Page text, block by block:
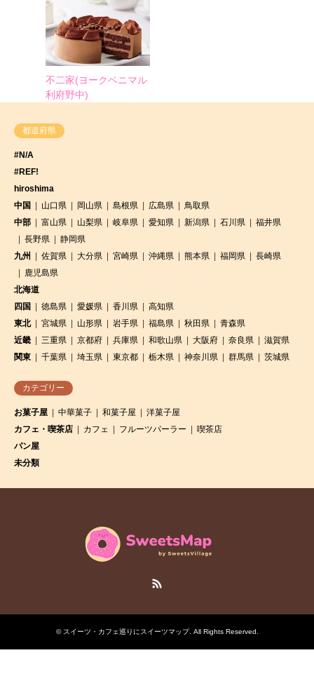
不二家(ヨークベニマル
利府野中)
都道府県
#N/A
#REF!
hiroshima
中国
山口県 岡山県 島根県 広島県
鳥取県
中部
富山県 山梨県 岐阜県 愛知県 新潟県 石川県
福井県
長野県
静岡県
九州
佐賀県 大分県 宮崎県 沖縄県 熊本県 福岡県
長崎県
鹿児島県
北海道
四国
徳島県 愛媛県 香川県
高知県
東北
宮城県 山形県 岩手県 福島県 秋田県
青森県
近畿
三重県 京都府 兵庫県 和歌山県 大阪府 奈良県
滋賀県
関東
千葉県 埼玉県 東京都 栃木県 神奈川県 群馬県 茨城県
カテゴリー
お菓子屋 中華菓子 和菓子屋
洋菓子屋
カフェ・喫茶店
カフェ フルーツパーラー
喫茶店
パン屋
未分類
© スイーツ・カフェ巡りにスイーツマップ. All Rights Reserved.